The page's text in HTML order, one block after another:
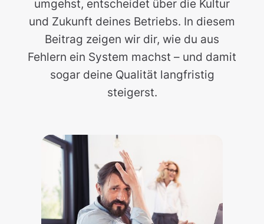
umgehst, entscheidet über die Kultur
und Zukunft deines Betriebs. In diesem
Beitrag zeigen wir dir, wie du aus
Fehlern ein System machst – und damit
sogar deine Qualität langfristig
steigerst.